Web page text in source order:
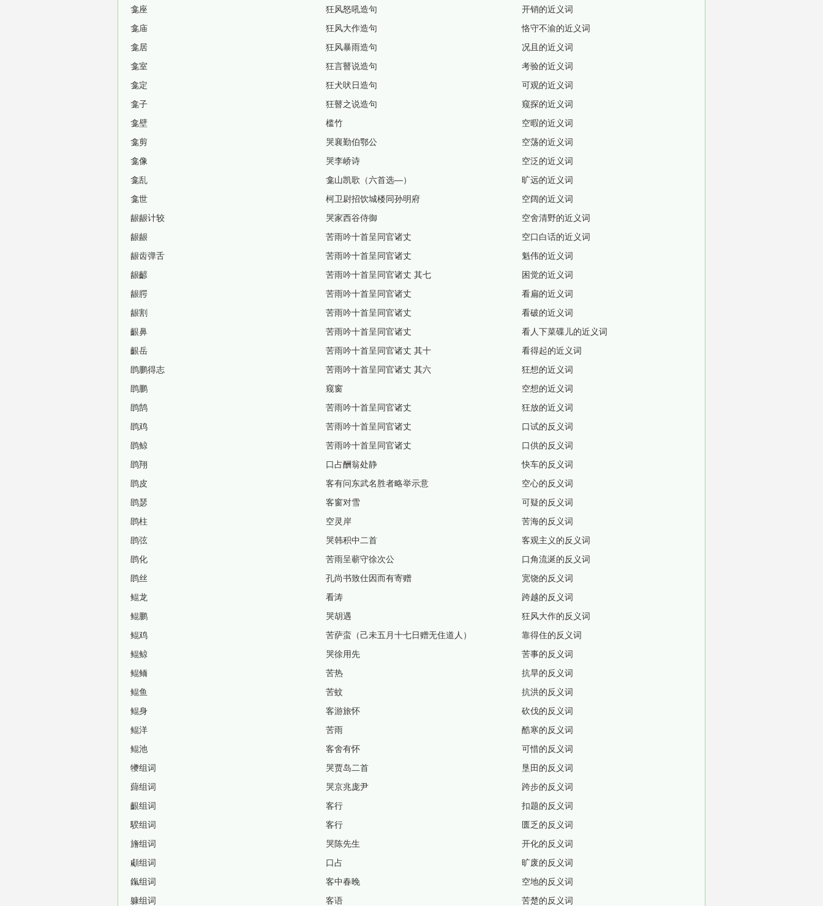
龛座
龛庙
龛居
龛室
龛定
龛子
龛壁
龛剪
龛像
龛乱
龛世
龈龈计较
龈龈
龈齿弹舌
龈齴
龈腭
龈割
齦鼻
齦岳
鹍鹏得志
鹍鹏
鹍鹄
鹍鸡
鹍鲸
鹍翔
鹍皮
鹍瑟
鹍柱
鹍弦
鹍化
鹍丝
鲲龙
鲲鹏
鲲鸡
鲲鲸
鲲鲕
鲲鱼
鲲身
鲲洋
鲲池
犪组词
蘬组词
齦组词
騤组词
旝组词
顑组词
鎎组词
躿组词
狂风怒吼造句
狂风大作造句
狂风暴雨造句
狂言瞽说造句
狂犬吠日造句
狂瞽之说造句
槛竹
哭襄勤伯鄂公
哭李峤诗
龛山凯歌（六首选—）
柯卫尉招饮城楼同孙明府
哭家西谷侍御
苦雨吟十首呈同官诸丈
苦雨吟十首呈同官诸丈
苦雨吟十首呈同官诸丈 其七
苦雨吟十首呈同官诸丈
苦雨吟十首呈同官诸丈
苦雨吟十首呈同官诸丈
苦雨吟十首呈同官诸丈 其十
苦雨吟十首呈同官诸丈 其六
窥窗
苦雨吟十首呈同官诸丈
苦雨吟十首呈同官诸丈
苦雨吟十首呈同官诸丈
口占酬翁处静
客有问东武名胜者略举示意
客窗对雪
空灵岸
哭韩积中二首
苦雨呈蕲守徐次公
孔尚书致仕因而有寄赠
看涛
哭胡遇
苦萨蛮（己未五月十七日赠无住道人）
哭徐用先
苦热
苦蚊
客游旅怀
苦雨
客舍有怀
哭贾岛二首
哭京兆庞尹
客行
客行
哭陈先生
口占
客中春晚
客语
开销的近义词
恪守不渝的近义词
况且的近义词
考验的近义词
可观的近义词
窥探的近义词
空暇的近义词
空荡的近义词
空泛的近义词
旷远的近义词
空阔的近义词
空舍清野的近义词
空口白话的近义词
魁伟的近义词
困觉的近义词
看扁的近义词
看破的近义词
看人下菜碟儿的近义词
看得起的近义词
狂想的近义词
空想的近义词
狂放的近义词
口试的反义词
口供的反义词
快车的反义词
空心的反义词
可疑的反义词
苦海的反义词
客观主义的反义词
口角流涎的反义词
宽饶的反义词
跨越的反义词
狂风大作的反义词
靠得住的反义词
苦事的反义词
抗旱的反义词
抗洪的反义词
砍伐的反义词
酷寒的反义词
可惜的反义词
垦田的反义词
跨步的反义词
扣题的反义词
匮乏的反义词
开化的反义词
旷废的反义词
空地的反义词
苦楚的反义词